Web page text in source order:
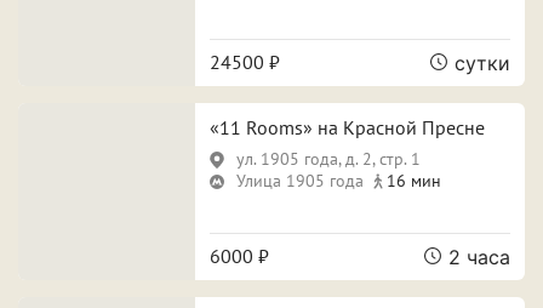
24500 ₽ сутки
«11 Rooms» на Красной Пресне
ул. 1905 года, д. 2, стр. 1
Улица 1905 года
16 мин
6000 ₽ 2 часа